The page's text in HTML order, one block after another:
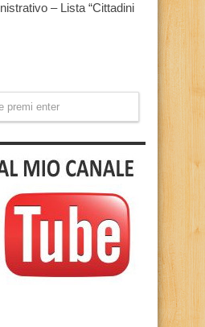
– Lista “Cittadini